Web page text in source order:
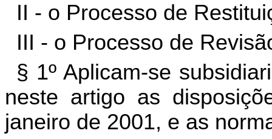
II - o Processo de
III - o Processo de
§ 1º Aplicam-se
neste artigo as
janeiro de 2001, e as